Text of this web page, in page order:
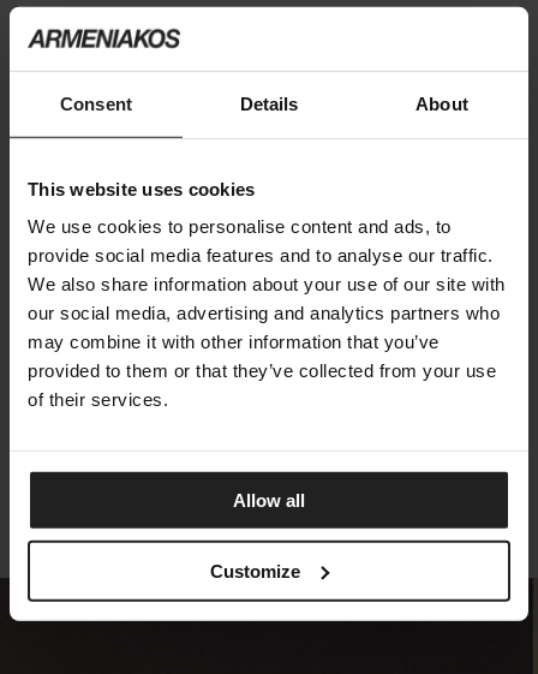
Consent Details About
This website uses cookies
We use cookies to personalise content and ads, to
provide social media features and to analyse our traffic.
We also share information about your use of our site with
our social media, advertising and analytics partners who
may combine it with other information that you’ve
provided to them or that they’ve collected from your use
of their services.
Allow all
Customize
CRUISE ALU
TALENTI